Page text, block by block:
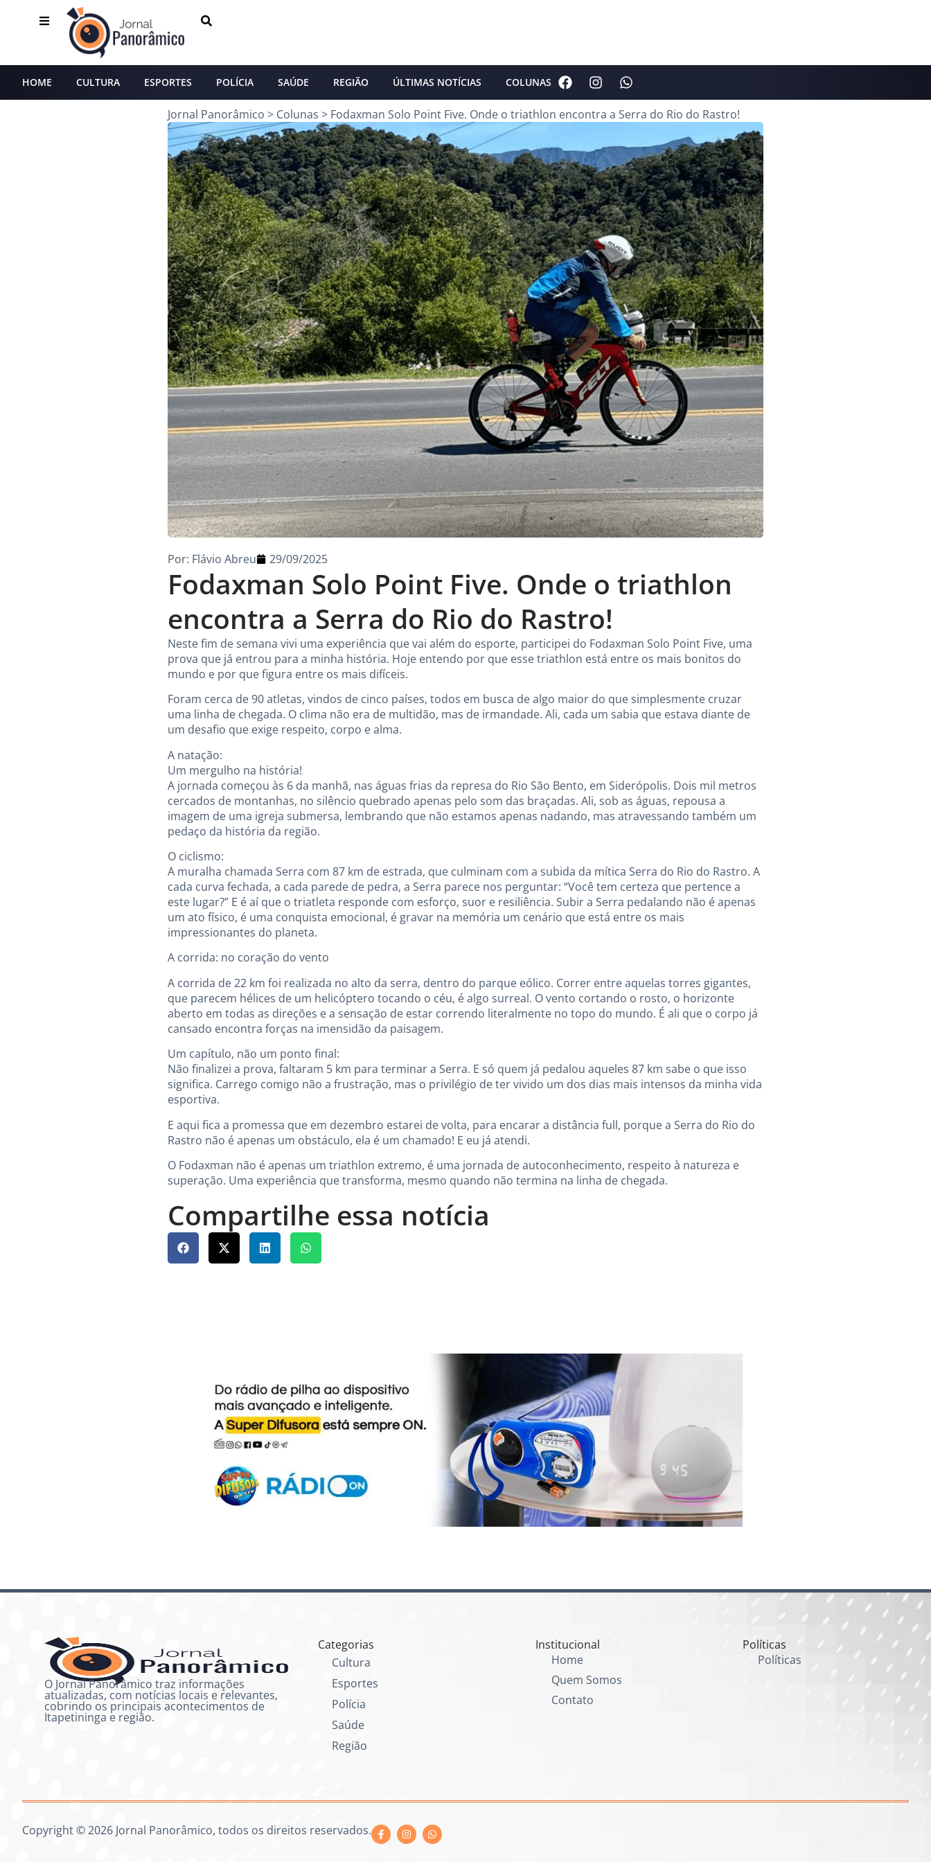
HOME CULTURA ESPORTES POLÍCIA SAÚDE REGIÃO ÚLTIMAS NOTÍCIAS COLUNAS
Jornal Panorâmico > Colunas > Fodaxman Solo Point Five. Onde o triathlon encontra a Serra do Rio do Rastro!
Fodaxman Solo Point Five. Onde o triathlon
encontra a Serra do Rio do Rastro!
Por: Flávio Abreu 29/09/2025
Neste fim de semana vivi uma experiência que vai além do esporte, participei do Fodaxman Solo Point Five, uma
prova que já entrou para a minha história. Hoje entendo por que esse triathlon está entre os mais bonitos do
mundo e por que figura entre os mais difíceis.
Foram cerca de 90 atletas, vindos de cinco países, todos em busca de algo maior do que simplesmente cruzar
uma linha de chegada. O clima não era de multidão, mas de irmandade. Ali, cada um sabia que estava diante de
um desafio que exige respeito, corpo e alma.
A natação:
Um mergulho na história!
A jornada começou às 6 da manhã, nas águas frias da represa do Rio São Bento, em Siderópolis. Dois mil metros
cercados de montanhas, no silêncio quebrado apenas pelo som das braçadas. Ali, sob as águas, repousa a
imagem de uma igreja submersa, lembrando que não estamos apenas nadando, mas atravessando também um
pedaço da história da região.
O ciclismo:
A muralha chamada Serra com 87 km de estrada, que culminam com a subida da mítica Serra do Rio do Rastro. A
cada curva fechada, a cada parede de pedra, a Serra parece nos perguntar: “Você tem certeza que pertence a
este lugar?” E é aí que o triatleta responde com esforço, suor e resiliência. Subir a Serra pedalando não é apenas
um ato físico, é uma conquista emocional, é gravar na memória um cenário que está entre os mais
impressionantes do planeta.
A corrida: no coração do vento
A corrida de 22 km foi realizada no alto da serra, dentro do parque eólico. Correr entre aquelas torres gigantes,
que parecem hélices de um helicóptero tocando o céu, é algo surreal. O vento cortando o rosto, o horizonte
aberto em todas as direções e a sensação de estar correndo literalmente no topo do mundo. É ali que o corpo já
cansado encontra forças na imensidão da paisagem.
Um capítulo, não um ponto final:
Não finalizei a prova, faltaram 5 km para terminar a Serra. E só quem já pedalou aqueles 87 km sabe o que isso
significa. Carrego comigo não a frustração, mas o privilégio de ter vivido um dos dias mais intensos da minha vida
esportiva.
E aqui fica a promessa que em dezembro estarei de volta, para encarar a distância full, porque a Serra do Rio do
Rastro não é apenas um obstáculo, ela é um chamado! E eu já atendi.
O Fodaxman não é apenas um triathlon extremo, é uma jornada de autoconhecimento, respeito à natureza e
superação. Uma experiência que transforma, mesmo quando não termina na linha de chegada.
Compartilhe essa notícia
O Jornal Panorâmico traz informações
atualizadas, com notícias locais e relevantes,
cobrindo os principais acontecimentos de
Itapetininga e região.
Categorias
Cultura
Esportes
Polícia
Saúde
Região
Institucional
Home
Quem Somos
Contato
Políticas
Políticas
Copyright © 2026 Jornal Panorâmico, todos os direitos reservados.